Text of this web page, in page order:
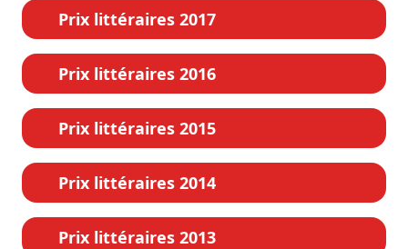
Prix littéraires 2017
Prix littéraires 2016
Prix littéraires 2015
Prix littéraires 2014
Prix littéraires 2013